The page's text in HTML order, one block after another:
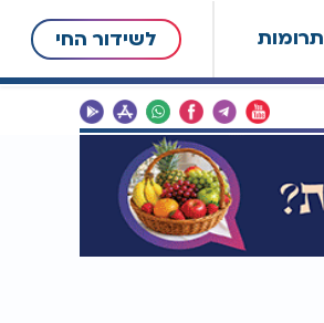
תרומות לשידור החי